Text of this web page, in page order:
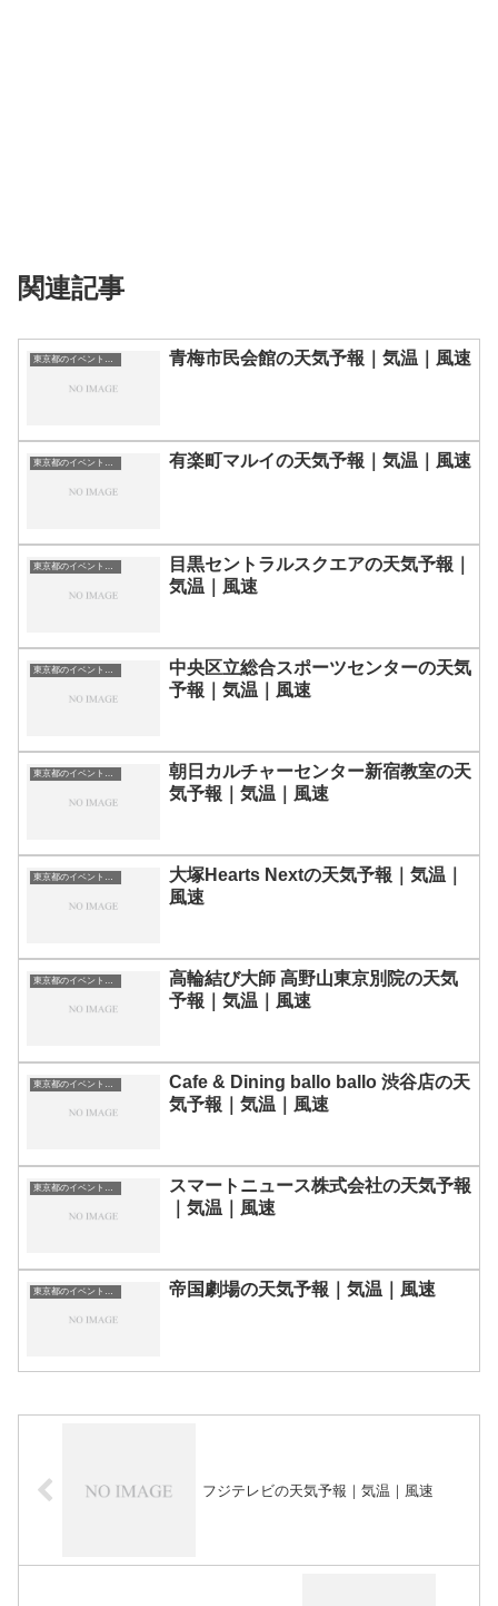
関連記事
東京都のイベント会場一覧 青梅市民会館の天気予報｜気温｜風速
東京都のイベント会場一覧 有楽町マルイの天気予報｜気温｜風速
東京都のイベント会場一覧
目黒セントラルスクエアの天気予報｜
気温｜風速
東京都のイベント会場一覧
中央区立総合スポーツセンターの天気
予報｜気温｜風速
東京都のイベント会場一覧
朝日カルチャーセンター新宿教室の天
気予報｜気温｜風速
東京都のイベント会場一覧
大塚Hearts Nextの天気予報｜気温｜
風速
東京都のイベント会場一覧
高輪結び大師 高野山東京別院の天気
予報｜気温｜風速
Cafe & Dining ballo ballo 渋谷店の天
気予報｜気温｜風速
スマートニュース株式会社の天気予報
｜気温｜風速
帝国劇場の天気予報｜気温｜風速
フジテレビの天気予報｜気温｜風速